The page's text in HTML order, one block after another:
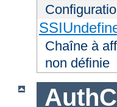
Chaîne à
non définie